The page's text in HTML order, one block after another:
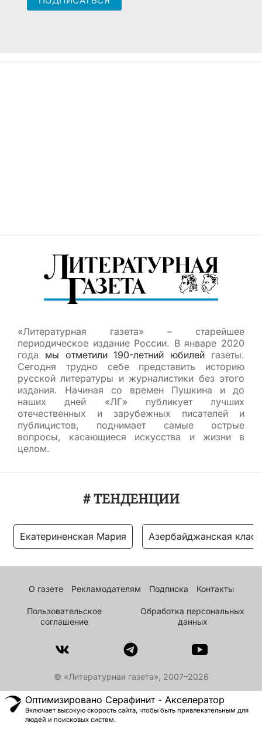
«Литературная газета» – старейшее
периодическое издание России. В январе 2020
года мы отметили 190-летний юбилей газеты.
Сегодня трудно себе представить историю
русской литературы и журналистики без этого
издания. Начиная со времен Пушкина и до
наших дней «ЛГ» публикует лучших
отечественных и зарубежных писателей и
публицистов, поднимает самые острые
вопросы, касающиеся искусства и жизни в
целом.
# ТЕНДЕНЦИИ
Екатериненская Мария Азербайджанская
О газете Рекламодателям Подписка Контакты
Пользовательское
соглашение
Обработка персональных
данных
© «Литературная газета», 2007–2026
Оптимизировано Серафинит - Акселератор
Включает высокую скорость сайта, чтобы быть привлекательным для
людей и поисковых систем.